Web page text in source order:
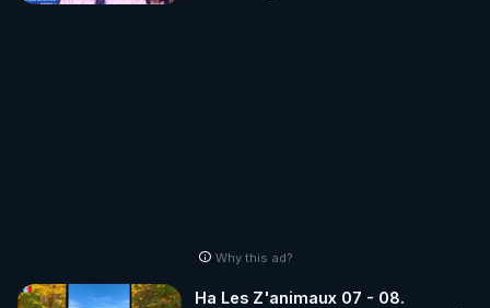
Why this ad?
Ha Les Z'animaux 07 - 08.